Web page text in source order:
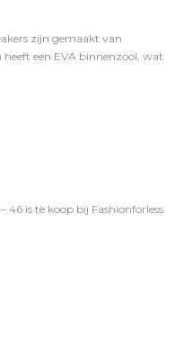
zijn gemaakt van
heeft een EVA binnenzool, wat
46 is te koop bij Fashionforless